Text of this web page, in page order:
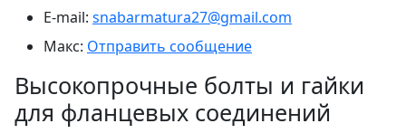
E-mail: snabarmatura27@gmail.com
Макс: Отправить сообщение
Высокопрочные болты и гайки
для фланцевых соединений